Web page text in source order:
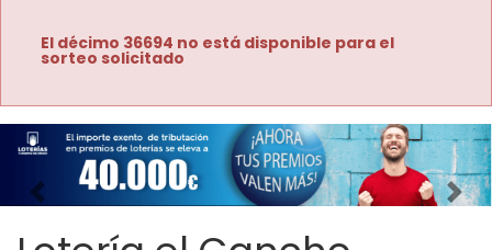
El décimo 36694 no está disponible para el
sorteo solicitado
Imagen anterior